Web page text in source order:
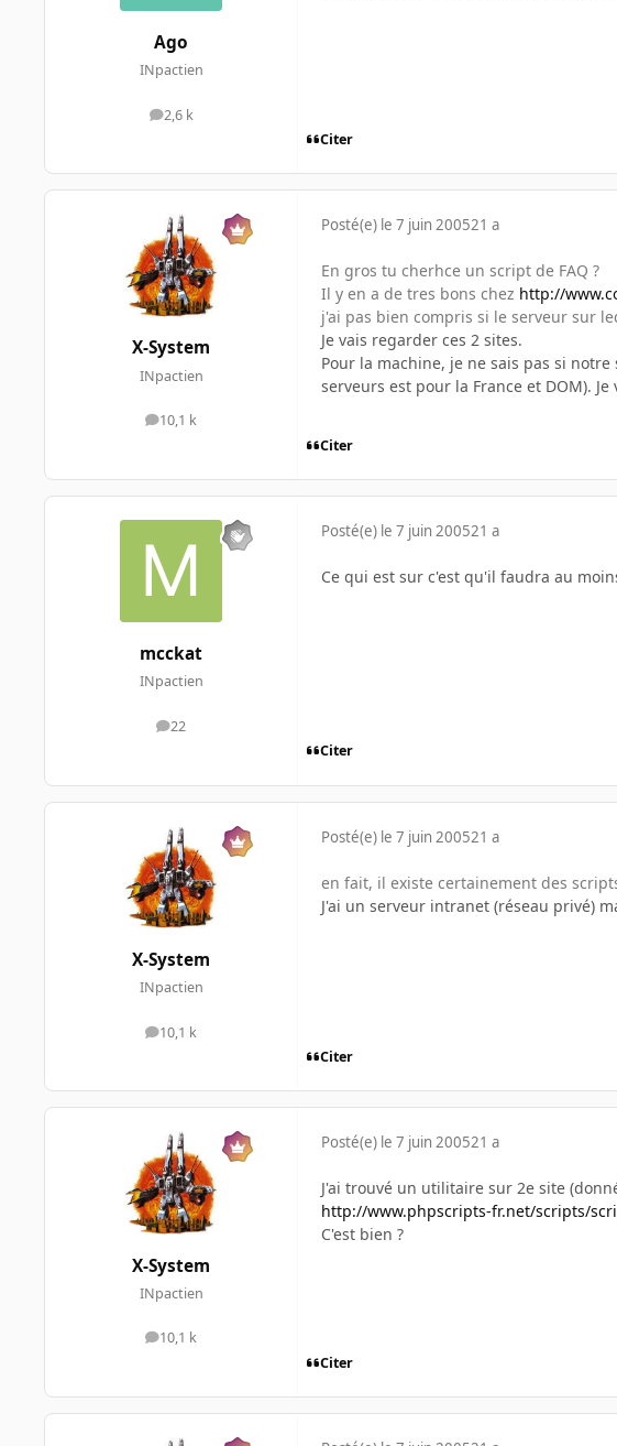
Ago
INpactien
2,6 k
messages
Citer
X-System
INpactien
10,1 k
messages
Posté(e) le 7 juin 200521 a
En gros tu cherhce un script de FAQ ?
Il y en a de tres bons chez http://
j'ai pas bien compris si le serveur sur
Je vais regarder ces 2 sites.
Pour la machine, je ne sais pas si
serveurs est pour la France et DOM).
Citer
mcckat
INpactien
22
messages
Posté(e) le 7 juin 200521 a
Ce qui est sur c'est qu'il faudra au
Citer
X-System
INpactien
10,1 k
messages
Posté(e) le 7 juin 200521 a
en fait, il existe certainement des
J'ai un serveur intranet (réseau privé)
Citer
X-System
INpactien
10,1 k
messages
Posté(e) le 7 juin 200521 a
J'ai trouvé un utilitaire sur 2e site
http://www.phpscripts-fr.net/scripts/
C'est bien ?
Citer